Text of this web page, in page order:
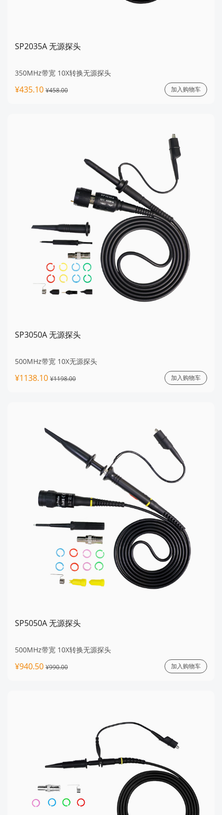
SP2035A 无源探头
350MHz带宽 10X转换无源探头
¥435.10 ¥458.00 加入购物车
SP3050A 无源探头
500MHz带宽 10X无源探头
¥1138.10 ¥1198.00 加入购物车
SP5050A 无源探头
500MHz带宽 10X转换无源探头
¥940.50 ¥990.00 加入购物车